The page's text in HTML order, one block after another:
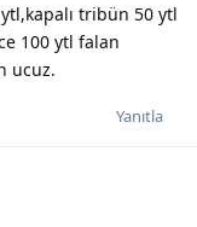
tribün 50 ytl
100 ytl falan
ucuz.
Yanıtla